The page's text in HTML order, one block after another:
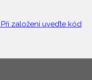
založení uveďte kód